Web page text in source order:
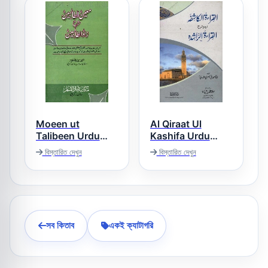
Moeen ut
Talibeen Urdu
Sharh Zadut
Talebeen معین
الطالبین اردو شرح
زاد الطالبین
বিস্তারিত দেখুন
Al Qiraat Ul
Kashifa Urdu
Sharh Al Qirat Ur
Rasheda القراءۃ
الکاشفہ اردو شرح
القراءۃ الراشدہ
বিস্তারিত দেখুন
সব কিতাব একই ক্যাটাগরি